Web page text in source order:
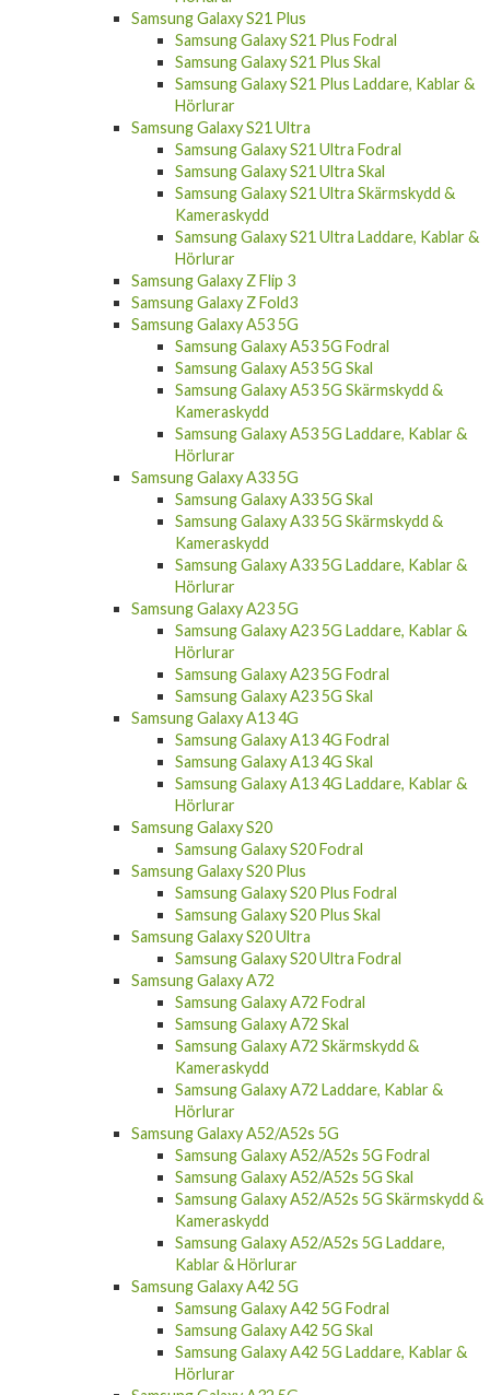
Samsung Galaxy S21 Fodral
Samsung Galaxy S21 Skal
Samsung Galaxy S21 Laddare, Kablar &
Hörlurar
Samsung Galaxy S21 Plus
Samsung Galaxy S21 Plus Fodral
Samsung Galaxy S21 Plus Skal
Samsung Galaxy S21 Plus Laddare, Kablar &
Hörlurar
Samsung Galaxy S21 Ultra
Samsung Galaxy S21 Ultra Fodral
Samsung Galaxy S21 Ultra Skal
Samsung Galaxy S21 Ultra Skärmskydd &
Kameraskydd
Samsung Galaxy S21 Ultra Laddare, Kablar &
Hörlurar
Samsung Galaxy Z Flip 3
Samsung Galaxy Z Fold3
Samsung Galaxy A53 5G
Samsung Galaxy A53 5G Fodral
Samsung Galaxy A53 5G Skal
Samsung Galaxy A53 5G Skärmskydd &
Kameraskydd
Samsung Galaxy A53 5G Laddare, Kablar &
Hörlurar
Samsung Galaxy A33 5G
Samsung Galaxy A33 5G Skal
Samsung Galaxy A33 5G Skärmskydd &
Kameraskydd
Samsung Galaxy A33 5G Laddare, Kablar &
Hörlurar
Samsung Galaxy A23 5G
Samsung Galaxy A23 5G Laddare, Kablar &
Hörlurar
Samsung Galaxy A23 5G Fodral
Samsung Galaxy A23 5G Skal
Samsung Galaxy A13 4G
Samsung Galaxy A13 4G Fodral
Samsung Galaxy A13 4G Skal
Samsung Galaxy A13 4G Laddare, Kablar &
Hörlurar
Samsung Galaxy S20
Samsung Galaxy S20 Fodral
Samsung Galaxy S20 Plus
Samsung Galaxy S20 Plus Fodral
Samsung Galaxy S20 Plus Skal
Samsung Galaxy S20 Ultra
Samsung Galaxy S20 Ultra Fodral
Samsung Galaxy A72
Samsung Galaxy A72 Fodral
Samsung Galaxy A72 Skal
Samsung Galaxy A72 Skärmskydd &
Kameraskydd
Samsung Galaxy A72 Laddare, Kablar &
Hörlurar
Samsung Galaxy A52/A52s 5G
Samsung Galaxy A52/A52s 5G Fodral
Samsung Galaxy A52/A52s 5G Skal
Samsung Galaxy A52/A52s 5G Skärmskydd &
Kameraskydd
Samsung Galaxy A52/A52s 5G Laddare,
Kablar & Hörlurar
Samsung Galaxy A42 5G
Samsung Galaxy A42 5G Fodral